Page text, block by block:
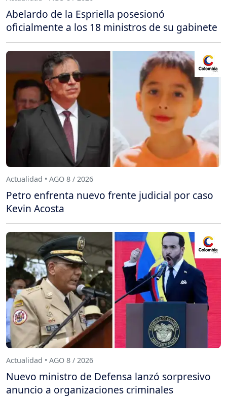
Abelardo de la Espriella posesionó
oficialmente a los 18 ministros de su gabinete
Actualidad • AGO 8 / 2026
Petro enfrenta nuevo frente judicial por caso
Kevin Acosta
Actualidad • AGO 8 / 2026
Nuevo ministro de Defensa lanzó sorpresivo
anuncio a organizaciones criminales